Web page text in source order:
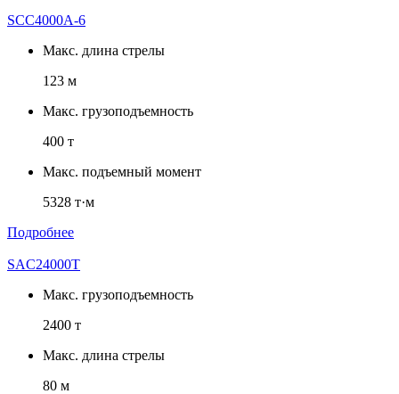
SCC4000A-6
Макс. длина стрелы
123 м
Макс. грузоподъемность
400 т
Макс. подъемный момент
5328 т·м
Подробнее
SAC24000T
Макс. грузоподъемность
2400 т
Макс. длина стрелы
80 м